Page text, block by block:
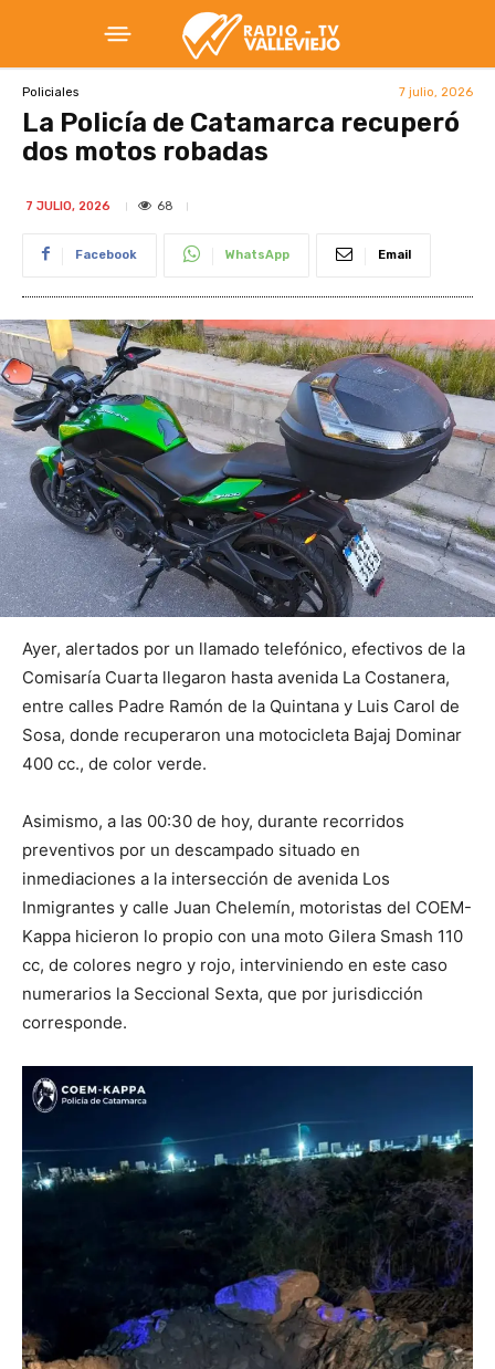
Policiales 7 julio, 2026
La Policía de Catamarca recuperó
dos motos robadas
7 JULIO, 2026 68
Facebook WhatsApp Email
Ayer, alertados por un llamado telefónico, efectivos de la
Comisaría Cuarta llegaron hasta avenida La Costanera,
entre calles Padre Ramón de la Quintana y Luis Carol de
Sosa, donde recuperaron una motocicleta Bajaj Dominar
400 cc., de color verde.
Asimismo, a las 00:30 de hoy, durante recorridos
preventivos por un descampado situado en
inmediaciones a la intersección de avenida Los
Inmigrantes y calle Juan Chelemín, motoristas del COEM-
Kappa hicieron lo propio con una moto Gilera Smash 110
cc, de colores negro y rojo, interviniendo en este caso
numerarios la Seccional Sexta, que por jurisdicción
corresponde.